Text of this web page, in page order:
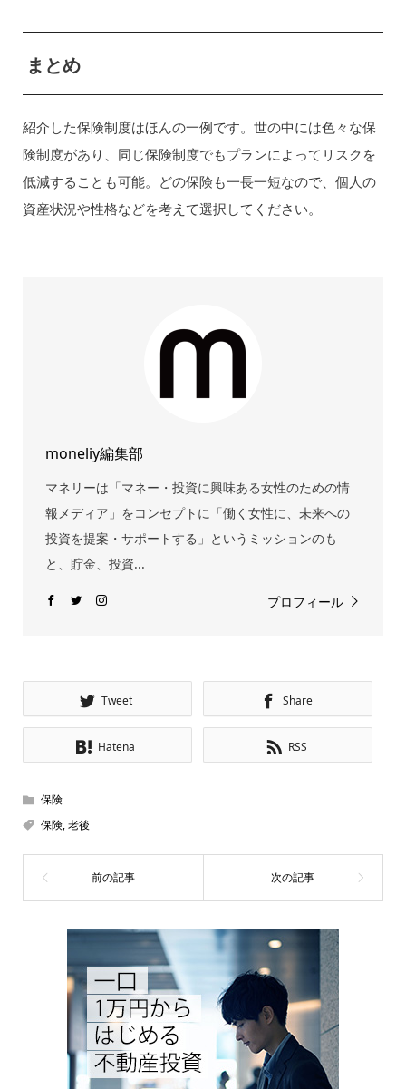
まとめ
紹介した保険制度はほんの一例です。世の中には色々な保
険制度があり、同じ保険制度でもプランによってリスクを
低減することも可能。どの保険も一長一短なので、個人の
資産状況や性格などを考えて選択してください。
moneliy編集部
マネリーは「マネー・投資に興味ある女性のための情
報メディア」をコンセプトに「働く女性に、未来への
投資を提案・サポートする」というミッションのも
と、貯金、投資...
プロフィール
Tweet Share
Hatena RSS
保険
保険,老後